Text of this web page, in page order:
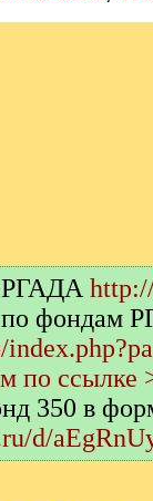
РГАДА
по фондам
по ссылке
350 в
d/